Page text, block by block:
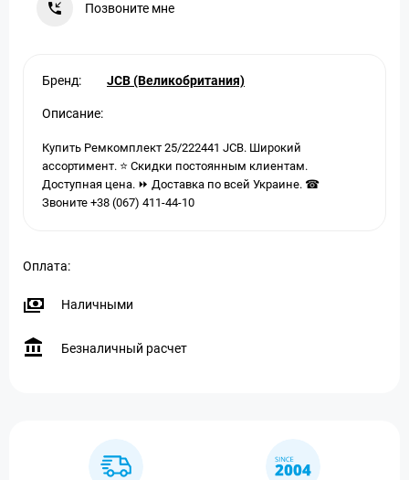
Позвоните мне
Бренд: JCB (Великобритания)
Описание:
Купить Ремкомплект 25/222441 JCB. Широкий
ассортимент. ⭐ Скидки постоянным клиентам.
Доступная цена. ⏩ Доставка по всей Украине. ☎
Звоните +38 (067) 411-44-10
Оплата:
Наличными
Безналичный расчет